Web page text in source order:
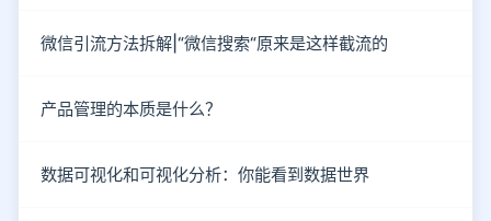
微信引流方法拆解|“微信搜索“原来是这样截流的
产品管理的本质是什么？
数据可视化和可视化分析：你能看到数据世界